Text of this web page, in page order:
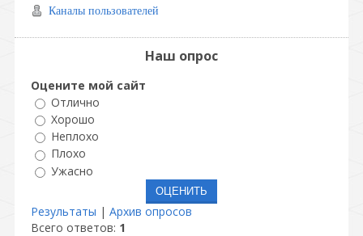
Каналы пользователей
Наш опрос
Оцените мой сайт
Отлично
Хорошо
Неплохо
Плохо
Ужасно
Результаты | Архив опросов
Всего ответов: 1